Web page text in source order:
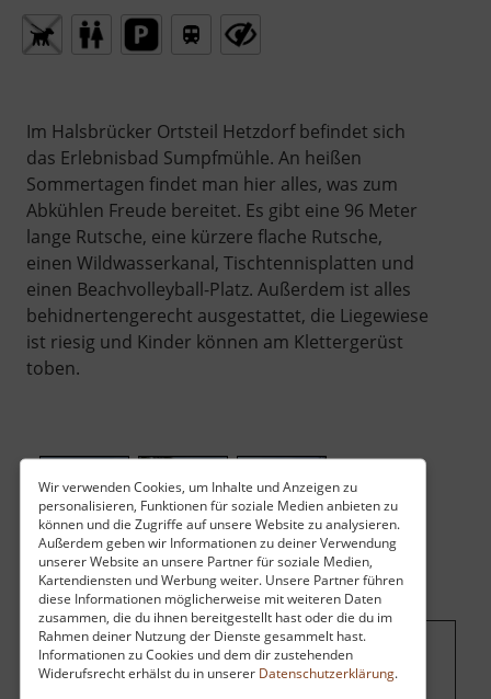
Wir verwenden Cookies, um Inhalte und Anzeigen zu
personalisieren, Funktionen für soziale Medien anbieten zu
können und die Zugriffe auf unsere Website zu analysieren.
Außerdem geben wir Informationen zu deiner Verwendung
unserer Website an unsere Partner für soziale Medien,
Kartendiensten und Werbung weiter. Unsere Partner führen
diese Informationen möglicherweise mit weiteren Daten
zusammen, die du ihnen bereitgestellt hast oder die du im
Rahmen deiner Nutzung der Dienste gesammelt hast.
Informationen zu Cookies und dem dir zustehenden
Widerufsrecht erhälst du in unserer Datenschutzerklärung.
Im Halsbrücker Ortsteil Hetzdorf befindet sich
das Erlebnisbad Sumpfmühle. An heißen
Sommertagen findet man hier alles, was zum
Abkühlen Freude bereitet. Es gibt eine 96 Meter
lange Rutsche, eine kürzere flache Rutsche,
einen Wildwasserkanal, Tischtennisplatten und
einen Beachvolleyball-Platz. Außerdem ist alles
behidnertengerecht ausgestattet, die Liegewiese
ist riesig und Kinder können am Klettergerüst
toben.
Um dieses Projekt zu finanzieren, wird